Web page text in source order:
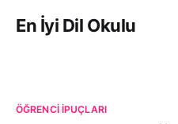
En İyi Dil Okulu
ÖĞRENCI İPUÇLARI